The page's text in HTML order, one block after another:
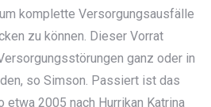
komplette Versorgungsausfälle
zu können. Dieser Vorrat
ganz oder in
so Simson. Passiert ist das
2005 nach Hurrikan Katrina